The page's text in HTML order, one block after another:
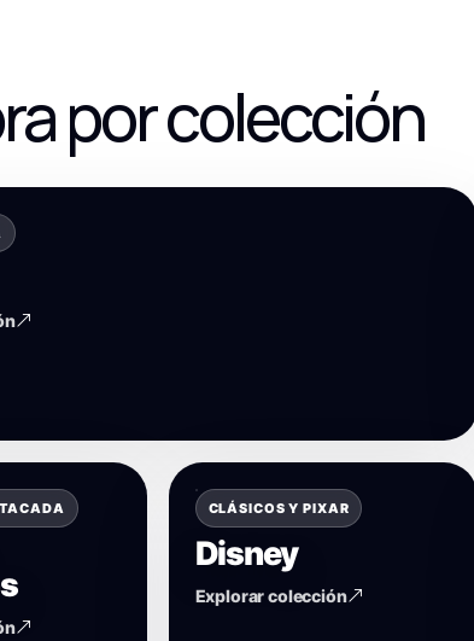
por colección
CLÁSICOS Y PIXAR
Disney
Explorar colección